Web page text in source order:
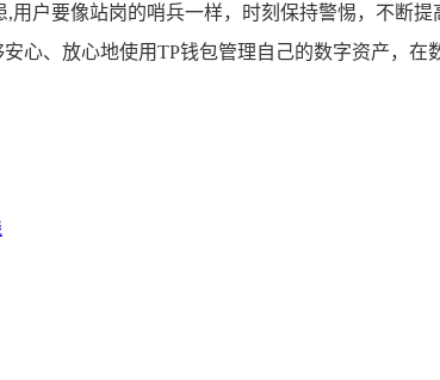
户要像站岗的哨兵一样，时刻保持警惕，不断
心、放心地使用TP钱包管理自己的数字资产，在